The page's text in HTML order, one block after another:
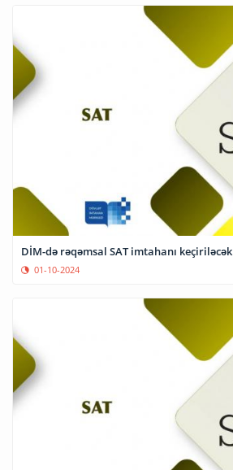
DİM-də rəqəmsal SAT imtahanı keçiriləcək
01-10-2024